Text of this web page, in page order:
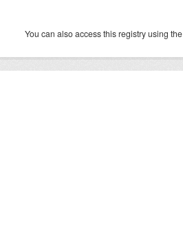
You can also access this registry using the